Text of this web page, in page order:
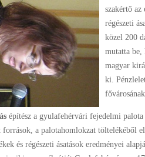
szakértő
régészeti
közel 200
mutatta be,
magyar
ki.
építész a gyulafehérvári fejedelmi
források, a palotahomlokzat töltelékéből
és régészeti ásatások eredményei